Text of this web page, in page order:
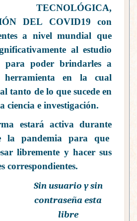
TECNOLÓGICA,
DEL
COVID19
con
a nivel mundial que
al estudio
para poder brindarles a
herramienta en la cual
tanto de lo que sucede en
ciencia e investigación.
estará activa durante
la pandemia para que
libremente y hacer sus
correspondientes.
Sin usuario y sin
contraseña esta
libre